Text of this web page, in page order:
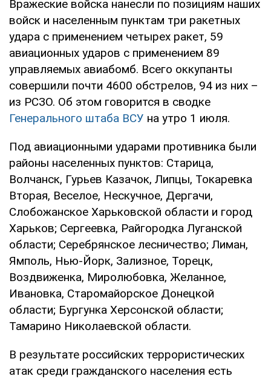
Вражеские войска нанесли по позициям наших
войск и населенным пунктам три ракетных
удара с применением четырех ракет, 59
авиационных ударов с применением 89
управляемых авиабомб. Всего оккупанты
совершили почти 4600 обстрелов, 94 из них –
из РСЗО. Об этом говорится в сводке
Генерального штаба ВСУ на утро 1 июля.
Под авиационными ударами противника были
районы населенных пунктов: Старица,
Волчанск, Гурьев Казачок, Липцы, Токаревка
Вторая, Веселое, Нескучное, Дергачи,
Слобожанское Харьковской области и город
Харьков; Сергеевка, Райгородка Луганской
области; Серебрянское лесничество; Лиман,
Ямполь, Нью-Йорк, Зализное, Торецк,
Воздвиженка, Миролюбовка, Желанное,
Ивановка, Старомайорское Донецкой
области; Бургунка Херсонской области;
Тамарино Николаевской области.
В результате российских террористических
атак среди гражданского населения есть